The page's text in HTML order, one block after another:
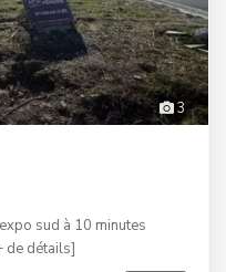
3
sud à 10 minutes
de détails]